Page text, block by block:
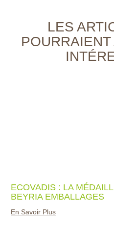
LES
ECOVADIS : LA
BEYRIA EMBALLAGES
En Savoir Plus